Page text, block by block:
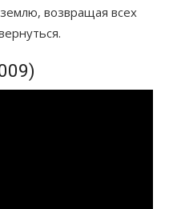
возвращая всех